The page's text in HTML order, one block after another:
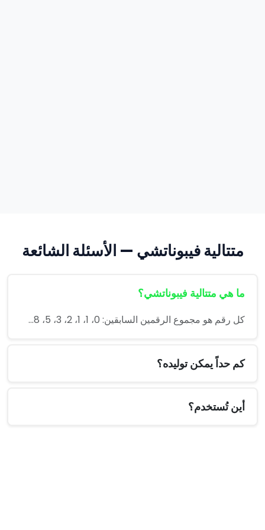
متتالية فيبوناتشي — الأسئلة الشائعة
ما هي متتالية فيبوناتشي؟
كل رقم هو مجموع الرقمين السابقين: 0، 1، 1، 2، 3، 5، 8...
كم حداً يمكن توليده؟
أين تُستخدم؟